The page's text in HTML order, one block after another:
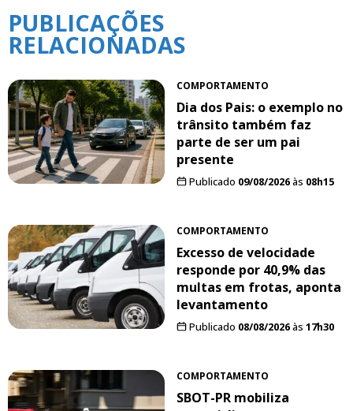
PUBLICAÇÕES
RELACIONADAS
COMPORTAMENTO
Dia dos Pais: o exemplo no
trânsito também faz
parte de ser um pai
presente
Publicado 09/08/2026às 08h15
COMPORTAMENTO
Excesso de velocidade
responde por 40,9% das
multas em frotas, aponta
levantamento
Publicado 08/08/2026às 17h30
COMPORTAMENTO
SBOT-PR mobiliza